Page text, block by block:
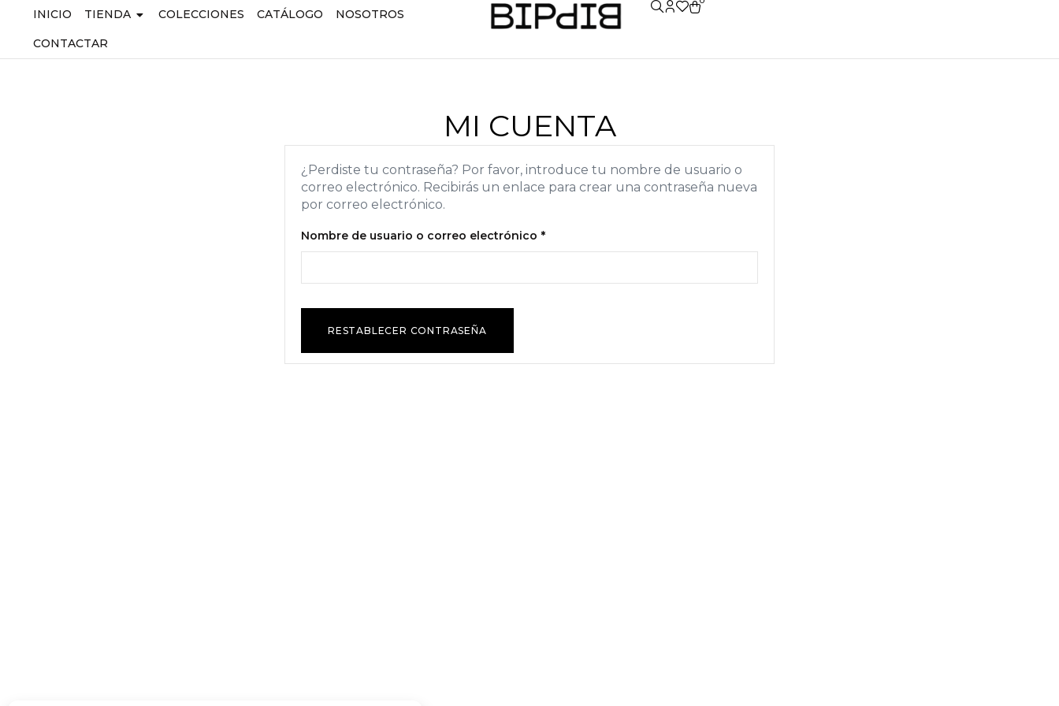
INICIO TIENDA COLECCIONES CATÁLOGO NOSOTROS
CONTACTAR
MI CUENTA
¿Perdiste tu contraseña? Por favor, introduce tu nombre de usuario o
correo electrónico. Recibirás un enlace para crear una contraseña nueva
por correo electrónico.
Nombre de usuario o correo electrónico *
RESTABLECER CONTRASEÑA